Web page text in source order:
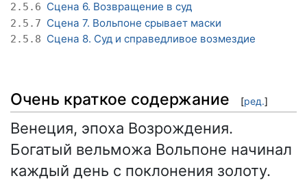
2.5.6 Сцена 6. Возвращение в суд
2.5.7 Сцена 7. Вольпоне срывает маски
2.5.8 Сцена 8. Суд и справедливое возмездие
Очень краткое содержание [ред.]
Венеция, эпоха Возрождения.
Богатый вельможа Вольпоне начинал
каждый день с поклонения золоту.